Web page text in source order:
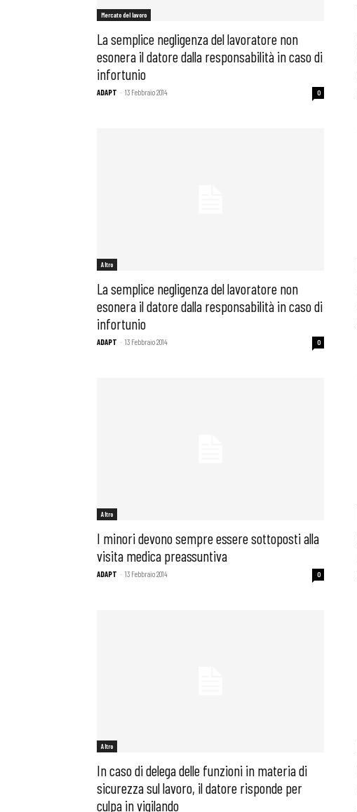
Mercato del lavoro
La semplice negligenza del lavoratore non
esonera il datore dalla responsabilità in caso di
infortunio
ADAPT - 13 Febbraio 2014 0
Altro
La semplice negligenza del lavoratore non
esonera il datore dalla responsabilità in caso di
infortunio
ADAPT - 13 Febbraio 2014 0
Altro
I minori devono sempre essere sottoposti alla
visita medica preassuntiva
ADAPT - 13 Febbraio 2014 0
Altro
In caso di delega delle funzioni in materia di
sicurezza sul lavoro, il datore risponde per
culpa in vigilando